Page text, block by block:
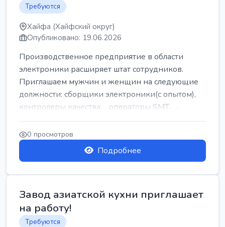
Требуются
Хайфа (Хайфский округ)
Опубликовано: 19.06.2026
Производственное предприятие в области
электроники расширяет штат сотрудников.
Приглашаем мужчин и женщин на следующие
должности: сборщики электроники(с опытом),
контролеры качества, операторы SMT, ...
0 просмотров
Подробнее
Завод азиатской кухни приглашает
на работу!
Требуются